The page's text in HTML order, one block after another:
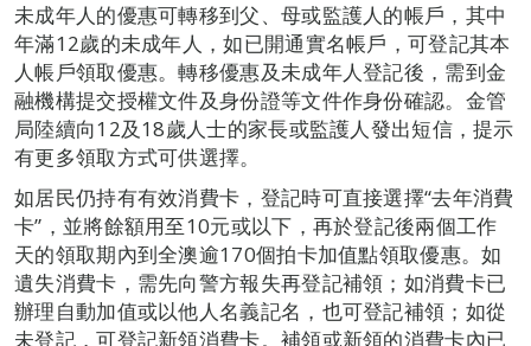
未成年人的優惠可轉移到父、母或監護人的帳戶，其中
年滿12歲的未成年人，如已開通實名帳戶，可登記其本
人帳戶領取優惠。轉移優惠及未成年人登記後，需到金
融機構提交授權文件及身份證等文件作身份確認。金管
局陸續向12及18歲人士的家長或監護人發出短信，提示
有更多領取方式可供選擇。
如居民仍持有有效消費卡，登記時可直接選擇“去年消費
卡”，並將餘額用至10元或以下，再於登記後兩個工作
天的領取期內到全澳逾170個拍卡加值點領取優惠。如
遺失消費卡，需先向警方報失再登記補領；如消費卡已
辦理自動加值或以他人名義記名，也可登記補領；如從
未登記，可登記新領消費卡。補領或新領的消費卡內已